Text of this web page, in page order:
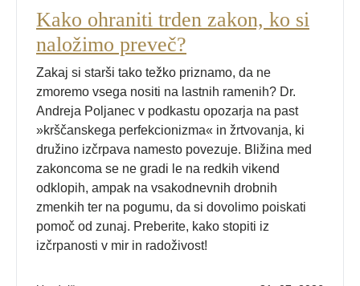
Kako ohraniti trden zakon, ko si
naložimo preveč?
Zakaj si starši tako težko priznamo, da ne
zmoremo vsega nositi na lastnih ramenih? Dr.
Andreja Poljanec v podkastu opozarja na past
»krščanskega perfekcionizma« in žrtvovanja, ki
družino izčrpava namesto povezuje. Bližina med
zakoncoma se ne gradi le na redkih vikend
odklopih, ampak na vsakodnevnih drobnih
zmenkih ter na pogumu, da si dovolimo poiskati
pomoč od zunaj. Preberite, kako stopiti iz
izčrpanosti v mir in radoživost!